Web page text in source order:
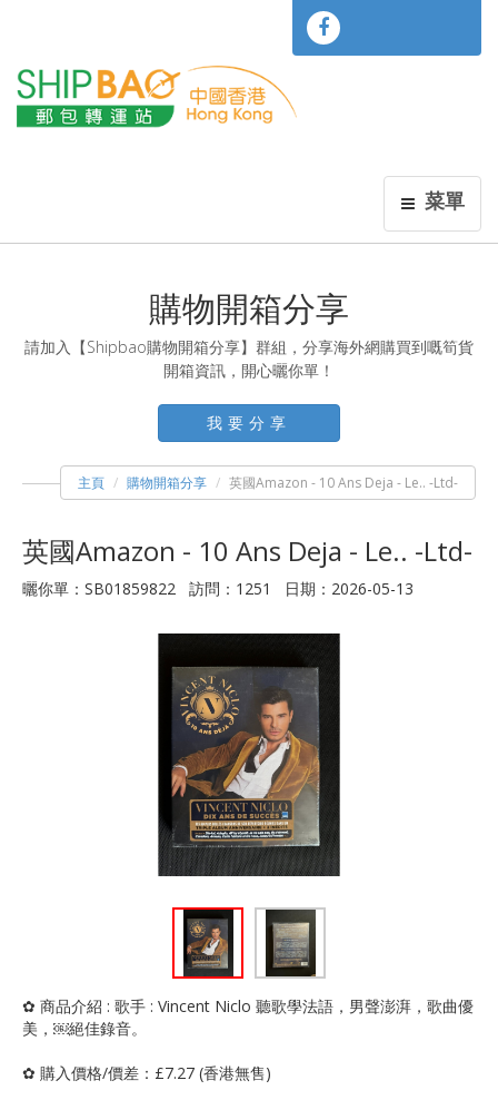
菜單
購物開箱分享
請加入【Shipbao購物開箱分享】群組，分享海外網購買到嘅筍貨
開箱資訊，開心曬你單！
我要分享
主頁 購物開箱分享 英國Amazon - 10 Ans Deja - Le.. -Ltd-
英國Amazon - 10 Ans Deja - Le.. -Ltd-
曬你單：SB01859822 訪問：1251 日期：2026-05-13
✿ 商品介紹 : 歌手 : Vincent Niclo 聽歌學法語，男聲澎湃，歌曲優
美，￼絕佳錄音。
✿ 購入價格/價差：£7.27 (香港無售)